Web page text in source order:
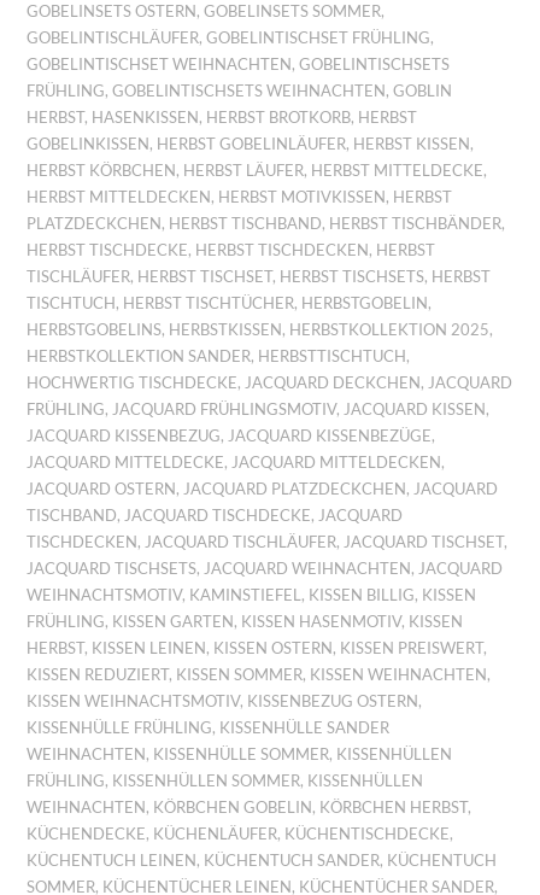
GOBELINSETS OSTERN,GOBELINSETS SOMMER,
GOBELINTISCHLÄUFER,GOBELINTISCHSET FRÜHLING,
GOBELINTISCHSET WEIHNACHTEN,GOBELINTISCHSETS
FRÜHLING,GOBELINTISCHSETS WEIHNACHTEN,GOBLIN
HERBST, HASENKISSEN, HERBST BROTKORB, HERBST
GOBELINKISSEN, HERBST GOBELINLÄUFER, HERBST KISSEN,
HERBST KÖRBCHEN, HERBST LÄUFER, HERBST MITTELDECKE,
HERBST MITTELDECKEN, HERBST MOTIVKISSEN, HERBST
PLATZDECKCHEN, HERBST TISCHBAND, HERBST TISCHBÄNDER,
HERBST TISCHDECKE, HERBST TISCHDECKEN, HERBST
TISCHLÄUFER, HERBST TISCHSET, HERBST TISCHSETS, HERBST
TISCHTUCH, HERBST TISCHTÜCHER, HERBSTGOBELIN,
HERBSTGOBELINS, HERBSTKISSEN, HERBSTKOLLEKTION 2025,
HERBSTKOLLEKTION SANDER, HERBSTTISCHTUCH,
HOCHWERTIG TISCHDECKE, JACQUARD DECKCHEN, JACQUARD
FRÜHLING, JACQUARD FRÜHLINGSMOTIV, JACQUARD KISSEN,
JACQUARD KISSENBEZUG, JACQUARD KISSENBEZÜGE,
JACQUARD MITTELDECKE, JACQUARD MITTELDECKEN,
JACQUARD OSTERN, JACQUARD PLATZDECKCHEN, JACQUARD
TISCHBAND, JACQUARD TISCHDECKE, JACQUARD
TISCHDECKEN, JACQUARD TISCHLÄUFER, JACQUARD TISCHSET,
JACQUARD TISCHSETS, JACQUARD WEIHNACHTEN, JACQUARD
WEIHNACHTSMOTIV, KAMINSTIEFEL , KISSEN BILLIG, KISSEN
FRÜHLING, KISSEN GARTEN, KISSEN HASENMOTIV, KISSEN
HERBST, KISSEN LEINEN, KISSEN OSTERN, KISSEN PREISWERT,
KISSEN REDUZIERT, KISSEN SOMMER, KISSEN WEIHNACHTEN,
KISSEN WEIHNACHTSMOTIV, KISSENBEZUG OSTERN,
KISSENHÜLLE FRÜHLING, KISSENHÜLLE SANDER
WEIHNACHTEN, KISSENHÜLLE SOMMER, KISSENHÜLLEN
FRÜHLING, KISSENHÜLLEN SOMMER, KISSENHÜLLEN
WEIHNACHTEN, KÖRBCHEN GOBELIN, KÖRBCHEN HERBST,
KÜCHENDECKE, KÜCHENLÄUFER, KÜCHENTISCHDECKE,
KÜCHENTUCH LEINEN, KÜCHENTUCH SANDER, KÜCHENTUCH
SOMMER, KÜCHENTÜCHER LEINEN, KÜCHENTÜCHER SANDER,